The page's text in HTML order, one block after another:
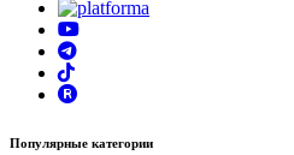
Популярные категории